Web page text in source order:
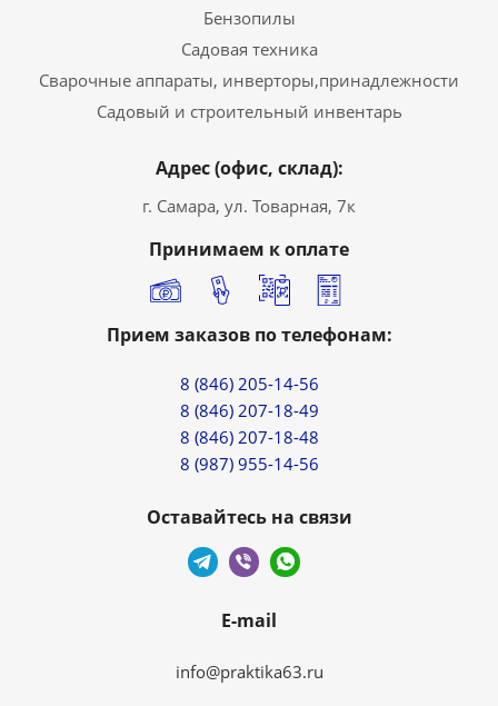
Бензопилы
Садовая техника
Сварочные аппараты, инверторы,принадлежности
Садовый и строительный инвентарь
Адрес (офис, склад):
г. Самара, ул. Товарная, 7к
Принимаем к оплате
Прием заказов по телефонам:
8 (846) 205-14-56
8 (846) 207-18-49
8 (846) 207-18-48
8 (987) 955-14-56
Оставайтесь на связи
E-mail
info@praktika63.ru